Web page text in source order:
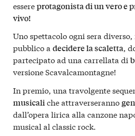
essereprotagonista di un vero e
vivo!
Uno spettacolo ogni sera
pubblico a decidere la scaletta,
partecipato ad una carrellata di
versione Scavalcamontagne!
In premio, una travolgente
musicaliche attraverseranno
dall’opera lirica alla canzone
musical al classic rock.